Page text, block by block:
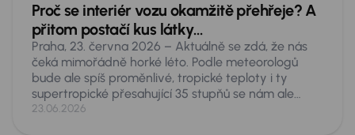
Proč se interiér vozu okamžitě přehřeje? A
přitom postačí kus látky…
Praha, 23. června 2026 – Aktuálně se zdá, že nás
čeká mimořádně horké léto. Podle meteorologů
bude ale spíš proměnlivé, tropické teploty i ty
supertropické přesahující 35 stupňů se nám ale
nevyhnou. Taková vedra představují akutní
23.06.2026